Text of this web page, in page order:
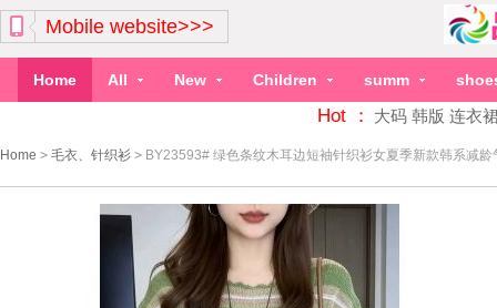
Mobile website>>>
Home All New Children summ
Hot ： 大码 韩版 连衣
Home > 毛衣、针织衫 > BY23593# 绿色条纹木耳边短袖针织衫女夏季新款韩系减